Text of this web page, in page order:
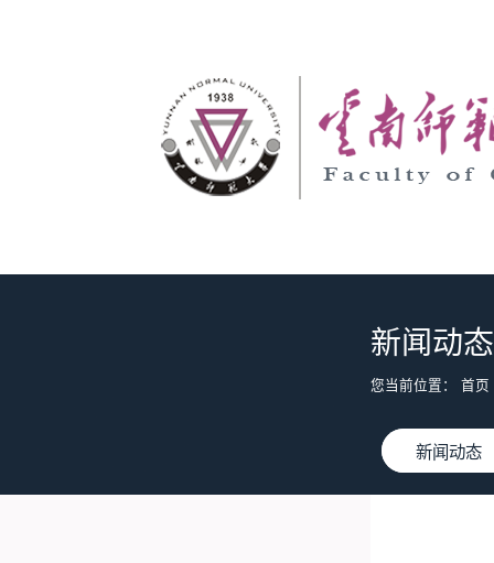
新闻动态
您当前位置： 首页
新闻动态